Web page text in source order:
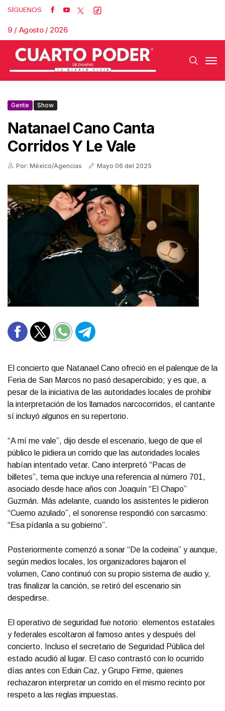
SÍGUENOS
9 / Agosto / 2026
Gente Show
Natanael Cano Canta
Corridos Y Le Vale
Por: México/Agencias Mayo 06 del 2025
El concierto que Natanael Cano ofreció en el palenque de la
Feria de San Marcos no pasó desapercibido; y es que, a
pesar de la iniciativa de las autoridades locales de prohibir
la interpretación de los llamados narcocorridos, el cantante
sí incluyó algunos en su repertorio.
“A mí me vale”, dijo desde el escenario, luego de que el
público le pidiera un corrido que las autoridades locales
habían intentado vetar. Cano interpretó “Pacas de
billetes”, tema que incluye una referencia al número 701,
asociado desde hace años con Joaquín “El Chapo”
Guzmán. Más adelante, cuando los asistentes le pidieron
“Cuerno azulado”, el sonorense respondió con sarcasmo:
“Esa pídanla a su gobierno”.
Posteriormente comenzó a sonar “De la codeina” y aunque,
según medios locales, los organizadores bajaron el
volumen, Cano continuó con su propio sistema de audio y,
tras finalizar la canción, se retiró del escenario sin
despedirse.
El operativo de seguridad fue notorio: elementos estatales
y federales escoltaron al famoso antes y después del
concierto. Incluso el secretario de Seguridad Pública del
estado acudió al lugar. El caso contrastó con lo ocurrido
días antes con Eduin Caz, y Grupo Firme, quienes
rechazaron interpretar un corrido en el mismo recinto por
respeto a las reglas impuestas.